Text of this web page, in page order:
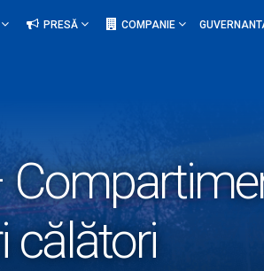
PRESĂ COMPANIE
călători